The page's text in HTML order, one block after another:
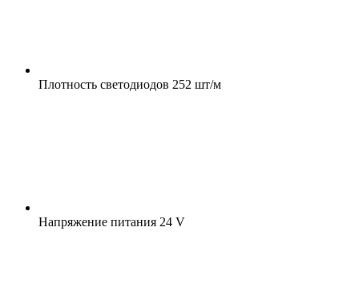
Плотность светодиодов 252 шт/м
Напряжение питания 24 V